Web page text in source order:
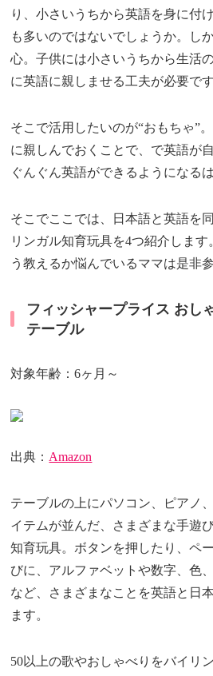
り、小さいうちから英語を身に付
も多いのではないでしょうか。し
心。子供には小さいうちから生活
に英語に親しませる工夫が必要です
そこで活用したいのが“おもちゃ”
に親しんでおくことで、で英語が
ぐんぐん英語ができるようになる
そこでここでは、日本語と英語を
リンガル知育玩具を4つ紹介しま
う教えるか悩んでいるママは是非
フィッシャープライス おし
テーブル
対象年齢：6ヶ月～
出典： Amazon
テーブルの上にパソコン、ピアノ
イテムが並んだ、さまざまな手遊
知育玩具。ボタンを押したり、ペ
びに、アルファベットや数字、色
など、さまざまなことを英語と日
ます。
50以上の歌やおしゃべりをバイリ